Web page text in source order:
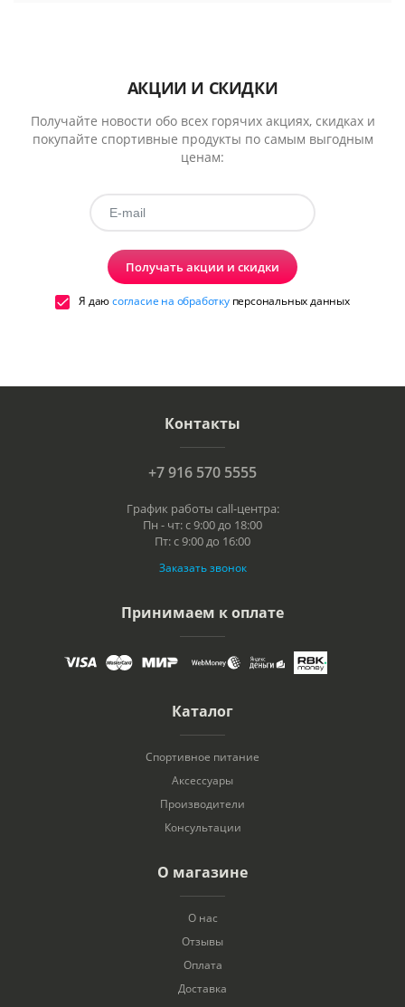
АКЦИИ И СКИДКИ
Получайте новости обо всех горячих акциях, скидках и
покупайте спортивные продукты по самым выгодным
ценам:
Получать акции и скидки
Я даюсогласие на обработкуперсональных данных
Контакты
+7 916 570 5555
График работы call-центра:
Пн - чт: с 9:00 до 18:00
Пт: с 9:00 до 16:00
Заказать звонок
Принимаем к оплате
Каталог
Спортивное питание
Аксессуары
Производители
Консультации
О магазине
О нас
Отзывы
Оплата
Доставка